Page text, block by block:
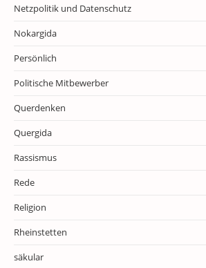
Netzpolitik und Datenschutz
Nokargida
Persönlich
Politische Mitbewerber
Querdenken
Quergida
Rassismus
Rede
Religion
Rheinstetten
säkular